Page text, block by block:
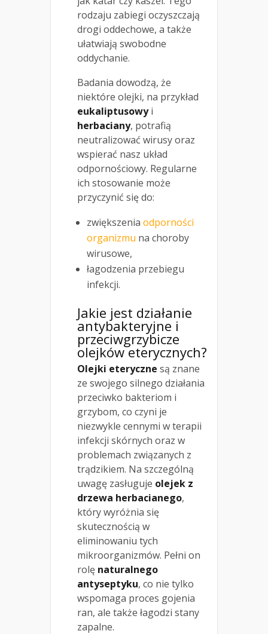
rodzaju zabiegi oczyszczają
drogi oddechowe, a także
ułatwiają swobodne
oddychanie.
Badania dowodzą, że
niektóre olejki, na przykład
eukaliptusowyi
herbaciany, potrafią
neutralizować wirusy oraz
wspierać nasz układ
odpornościowy. Regularne
ich stosowanie może
przyczynić się do:
zwiększenia odporności
organizmu na choroby
wirusowe,
łagodzenia przebiegu
infekcji.
Jakie jest działanie
antybakteryjne i
przeciwgrzybicze
olejków eterycznych?
Olejki eteryczne są znane
ze swojego silnego działania
przeciwko bakteriom i
grzybom, co czyni je
niezwykle cennymi w terapii
infekcji skórnych oraz w
problemach związanych z
trądzikiem. Na szczególną
uwagę zasługuje olejek z
drzewa herbacianego,
który wyróżnia się
skutecznością w
eliminowaniu tych
mikroorganizmów. Pełni on
rolę naturalnego
antyseptyku, co nie tylko
wspomaga proces gojenia
ran, ale także łagodzi stany
zapalne.